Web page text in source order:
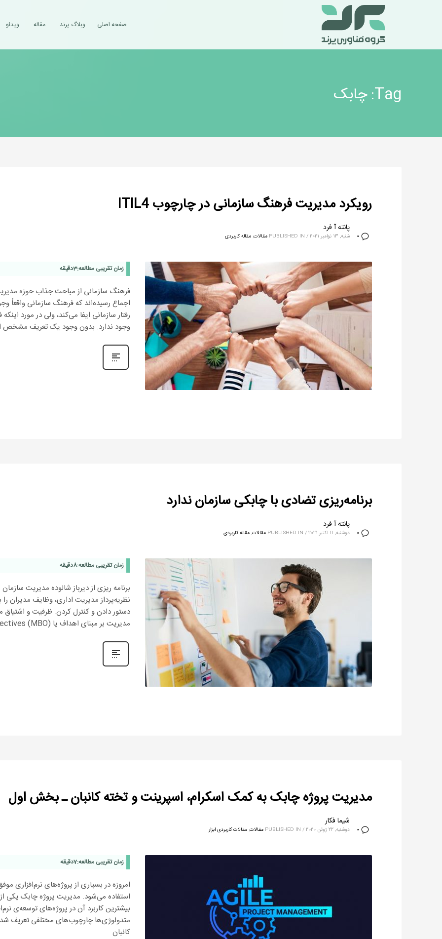
صفحه اصلی وبلاگ پرند مقاله ویدئو
Tag: چابک
رویکرد مدیریت فرهنگ سازمانی در چارچوب ITIL4
0
پانته آ فرد
شنبه, 13 نوامبر 2021 /
PUBLISHED IN مقالات,مقاله کاربردی
زمان تقریبی مطالعه:3دقیقه
فرهنگ سازمانی از مباحث جذاب حوزه
اجماع رسیده‌اند که فرهنگ سازمانی
رفتار سازمانی ایفا می‌کند، ولی در مورد
وجود ندارد. بدون وجود یک تعریف مشخص
برنامه‌ریزی تضادی با چابکی سازمان ندارد
0
پانته آ فرد
دوشنبه, 11 اکتبر 2021 /
PUBLISHED IN مقالات,مقاله کاربردی
زمان تقریبی مطالعه:8دقیقه
برنامه‌ ریزی از دیرباز شالوده مدیریت
نظریه‌پرداز مدیریت اداری، وظایف مدیران
دستور دادن و کنترل کردن. ظرفیت و اشتیاق
مدیریت بر مبنای اهداف یا Management by Objectives (MBO) در اواخر
مدیریت پروژه چابک به کمک اسکرام، اسپرینت و تخته کانبان ـ بخش اول
0
شیما فکار
دوشنبه, 22 ژوئن 2020 /
PUBLISHED IN مقالات,مقالات کاربردی ابزار
زمان تقریبی مطالعه:7دقیقه
استفاده می‌شود. مدیریت پروژه چابک یکی
بیشترین کاربرد آن در پروژه‌های توسعه‌ی
متدولوژی‌ها چارچوب‌های مختلفی تعریف
کانبان